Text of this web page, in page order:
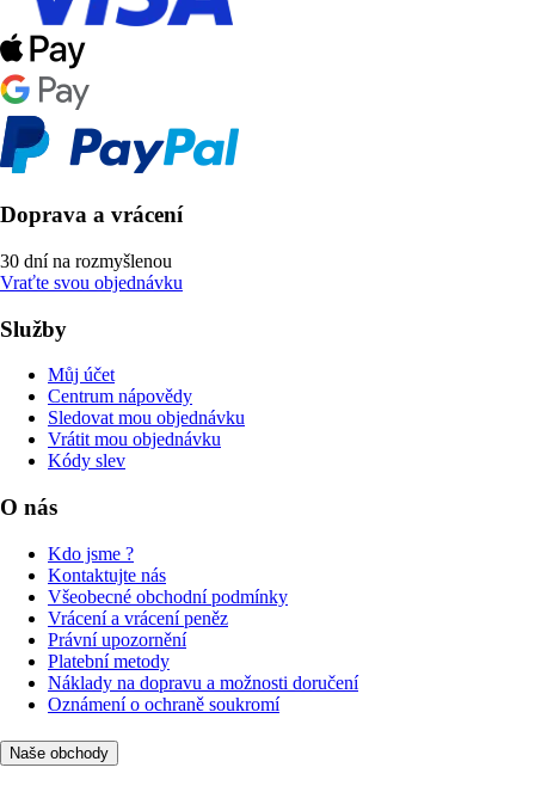
Doprava a vrácení
30 dní na rozmyšlenou
Vraťte svou objednávku
Služby
Můj účet
Centrum nápovědy
Sledovat mou objednávku
Vrátit mou objednávku
Kódy slev
O nás
Kdo jsme ?
Kontaktujte nás
Všeobecné obchodní podmínky
Vrácení a vrácení peněz
Právní upozornění
Platební metody
Náklady na dopravu a možnosti doručení
Oznámení o ochraně soukromí
Naše obchody